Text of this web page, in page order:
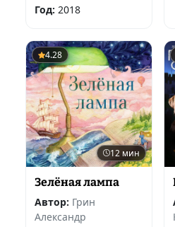
Год: 2018
4.28
12 мин
Зелёная лампа
Автор: Грин
Александр